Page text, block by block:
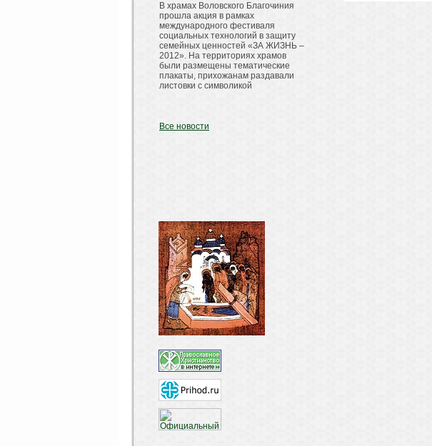
В храмах Воловского Благочиния
прошла акция в рамках
международного фестиваля
социальных технологий в защиту
семейных ценностей «ЗА ЖИЗНЬ –
2012». На территориях храмов
были размещены тематические
плакаты, прихожанам раздавали
листовки с символикой
Все новости